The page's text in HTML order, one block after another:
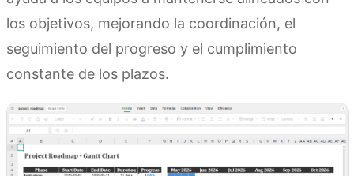
los objetivos, mejorando la coordinación, el
seguimiento del progreso y el cumplimiento
constante de los plazos.